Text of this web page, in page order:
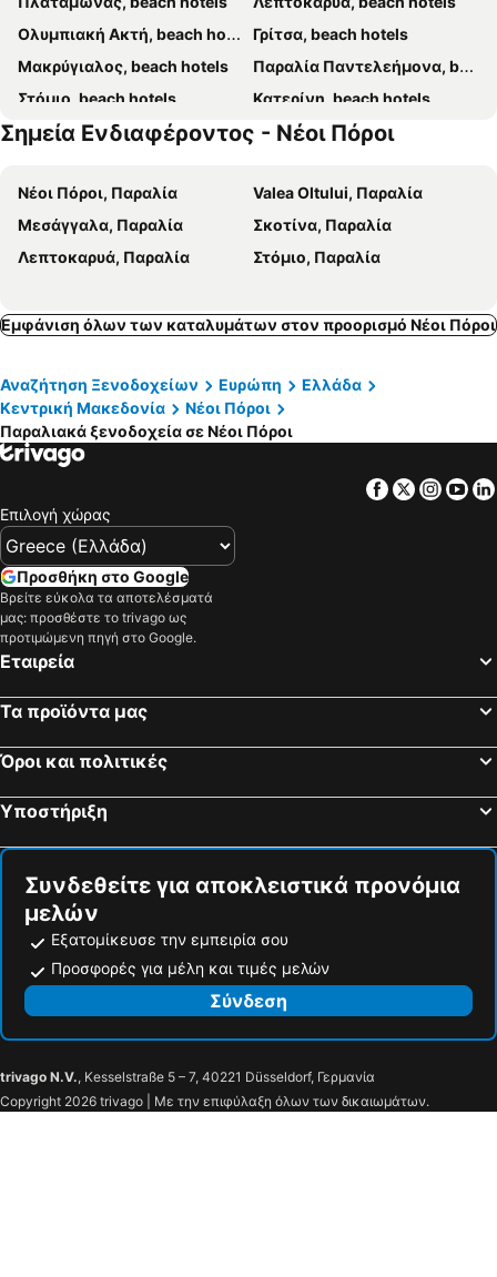
Hotel Morfeas
Anesis
Palio Litochoro The Countryside Lodge
Hotel Rastoni - Helvetia
Pieria Studios
Hotel Vlassis
Zefyros Sea View Hotel
House Afroditi
Dias Hotel & Spa
Poseidon Palace
Afrodite Beach
Dimitria
Φανή
Hotel Golden Sun
Olympic Beach
Ολυμπιακή Ακτή, beach hotels
Γρίτσα, beach hotels
Μακρύγιαλος, beach hotels
Παραλία Παντελεήμονα, beach hotels
Στόμιο, beach hotels
Κατερίνη, beach hotels
Παραλία Κορινού, beach hotels
Αγιόκαμπος, beach hotels
Κορινός, beach hotels
Δίον, beach hotels
Μεταξοχώρι Αγιάς, beach hotels
Παλαιός Παντελεήμονας, beach hotels
Λάρισα, beach hotels
Σημεία Ενδιαφέροντος - Νέοι Πόροι
Νέοι Πόροι, Παραλία
Valea Oltului, Παραλία
Μεσάγγαλα, Παραλία
Σκοτίνα, Παραλία
Λεπτοκαρυά, Παραλία
Στόμιο, Παραλία
Εμφάνιση όλων των καταλυμάτων στον προορισμό Νέοι Πόροι
Αναζήτηση Ξενοδοχείων Ευρώπη
Ελλάδα
Κεντρική Μακεδονία
Νέοι Πόροι
Παραλιακά ξενοδοχεία σε Νέοι Πόροι
Facebook
Twitter
Επιλογή χώρας
Προσθήκη στο Google
Βρείτε εύκολα τα αποτελέσματά
μας: προσθέστε το trivago ως
προτιμώμενη πηγή στο Google.
Εταιρεία
Τα προϊόντα μας
Όροι και πολιτικές
Υποστήριξη
Συνδεθείτε για αποκλειστικά προνόμια
μελών
Εξατομίκευσε την εμπειρία σου
Προσφορές για μέλη και τιμές μελών
Σύνδεση
trivago N.V., Kesselstraße 5 – 7, 40221 Düsseldorf, Γερμανία
Copyright 2026 trivago | Με την επιφύλαξη όλων των δικαιωμάτων.